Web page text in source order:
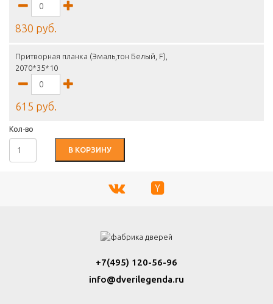
830 руб.
Притворная планка (Эмаль,тон Белый, F),
2070*35*10
615 руб.
Кол-во
В КОРЗИНУ
+7(495) 120-56-96
info@dverilegenda.ru